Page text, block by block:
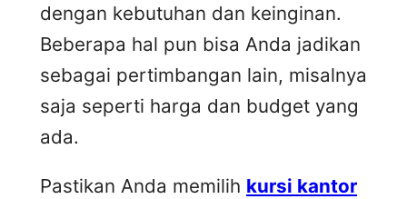
dengan kebutuhan dan keinginan.
Beberapa hal pun bisa Anda jadikan
sebagai pertimbangan lain, misalnya
saja seperti harga dan budget yang
ada.
Pastikan Anda memilih kursi kantor